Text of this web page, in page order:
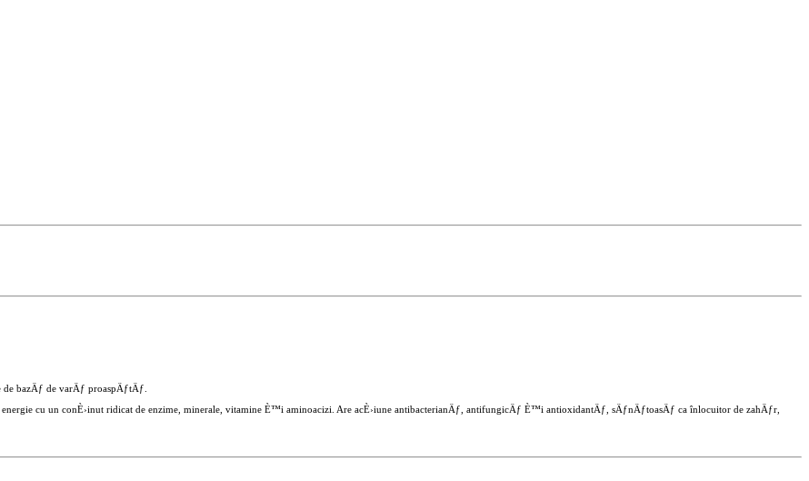
bazÄƒ de varÄƒ proaspÄƒtÄƒ.
cu un conÈ›inut ridicat de enzime, minerale, vitamine È™i aminoacizi. Are acÈ›iune antibacterianÄƒ, antifungicÄƒ È™i antioxidantÄƒ, sÄƒnÄƒtoasÄƒ ca înlocuitor de zahÄƒr,